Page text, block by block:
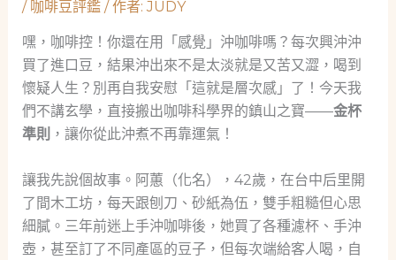
/ 咖啡豆評鑑/ 作者:JUDY
嘿，咖啡控！你還在用「感覺」沖咖啡嗎？每次興沖沖
買了進口豆，結果沖出來不是太淡就是又苦又澀，喝到
懷疑人生？別再自我安慰「這就是層次感」了！今天我
們不講玄學，直接搬出咖啡科學界的鎮山之寶——金杯
準則 ，讓你從此沖煮不再靠運氣！
讓我先說個故事。阿蕙（化名），42歲，在台中后里開
了間木工坊，每天跟刨刀、砂紙為伍，雙手粗糙但心思
細膩。三年前迷上手沖咖啡後，她買了各種濾杯、手沖
壺，甚至訂了不同產區的豆子，但每次端給客人喝，自